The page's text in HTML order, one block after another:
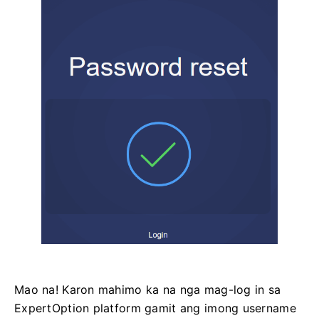
Mao na! Karon mahimo ka na nga mag-log in sa
ExpertOption platform gamit ang imong username